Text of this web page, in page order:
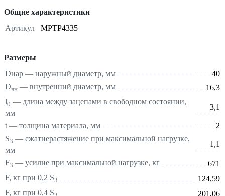
Общие характеристики
Артикул
MPTP4335
Размеры
Dнар — наружный диаметр, мм
40
Dвн — внутренний диаметр, мм
16,3
l0 — длина между зацепами в свободном состоянии,
мм
3,1
t — толщина материала, мм
2
S3 — сжатиерастяжение при максимальной нагрузке,
мм
1,1
F3 — усилие при максимальной нагрузке, кг
671
F, кг при 0,2 S3
124,59
F, кг при 0,4 S
201,06